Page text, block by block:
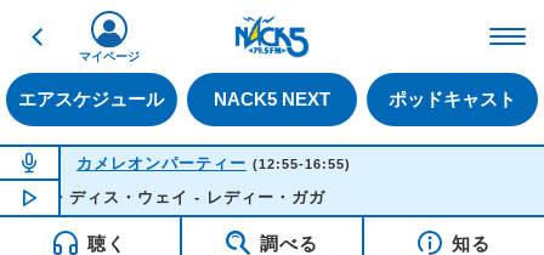
戻る
エアスケジュール NACK5 NEXT ポッドキャスト
マイページ
NOW ON AIR
カメレオンパーティー (12:55-16:55)
NOW PLAYING14:41
ン・ディス・ウェイ - レディー・ガガ
聴く 調べる 知る